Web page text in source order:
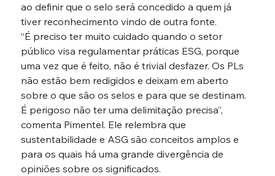
ao definir que o selo será concedido a quem já
tiver reconhecimento vindo de outra fonte.
“É preciso ter muito cuidado quando o setor
público visa regulamentar práticas ESG, porque
uma vez que é feito, não é trivial desfazer. Os PLs
não estão bem redigidos e deixam em aberto
sobre o que são os selos e para que se destinam.
É perigoso não ter uma delimitação precisa”,
comenta Pimentel. Ele relembra que
sustentabilidade e ASG são conceitos amplos e
para os quais há uma grande divergência de
opiniões sobre os significados.